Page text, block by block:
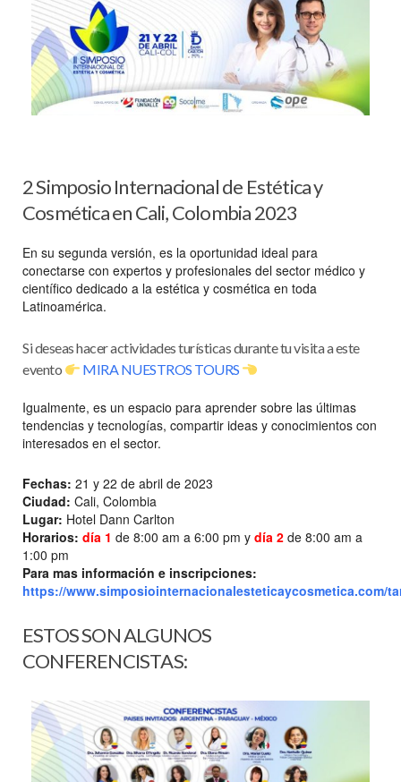
2 Simposio Internacional de Estética y
Cosmética en Cali, Colombia 2023
En su segunda versión, es la oportunidad ideal para
conectarse con expertos y profesionales del sector médico y
científico dedicado a la estética y cosmética en toda
Latinoamérica.
Si deseas hacer actividades turísticas durante tu visita a este
evento
MIRA NUESTROS TOURS
Igualmente, es un espacio para aprender sobre las últimas
tendencias y tecnologías, compartir ideas y conocimientos con
interesados en el sector.
Fechas: 21 y 22 de abril de 2023
Ciudad: Cali, Colombia
Lugar: Hotel Dann Carlton
Horarios: día 1 de 8:00 am a 6:00 pm y día 2 de 8:00 am a
1:00 pm
Para mas información e inscripciones:
https://www.simposiointernacionalesteticaycosmetica.com/
ESTOS SON ALGUNOS
CONFERENCISTAS: